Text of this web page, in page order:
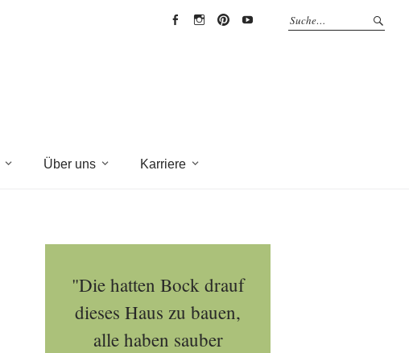
Über uns Karriere
"Die hatten Bock drauf
dieses Haus zu bauen,
alle haben sauber